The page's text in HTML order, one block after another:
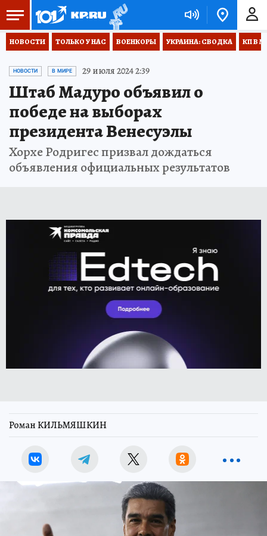
НОВОСТИ ТОЛЬКО У НАС ВОЕНКОРЫ УКРАИНА: СВОДКА КП В
НОВОСТИ В МИРЕ 29 июля 2024 2:39
Штаб Мадуро объявил о
победе на выборах
президента Венесуэлы
Хорхе Родригес призвал дождаться
объявления официальных результатов
Роман КИЛЬМЯШКИН